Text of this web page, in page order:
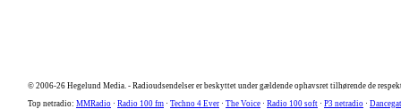
© 2006-26 Hegelund Media. - Radioudsendelser er beskyttet under gældende ophavsret tilhørende de
Top netradio: MMRadio · Radio 100 fm · Techno 4 Ever · The Voice · Radio 100 soft · P3 netradio ·